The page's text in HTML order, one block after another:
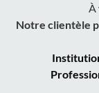
À
Notre clientèle